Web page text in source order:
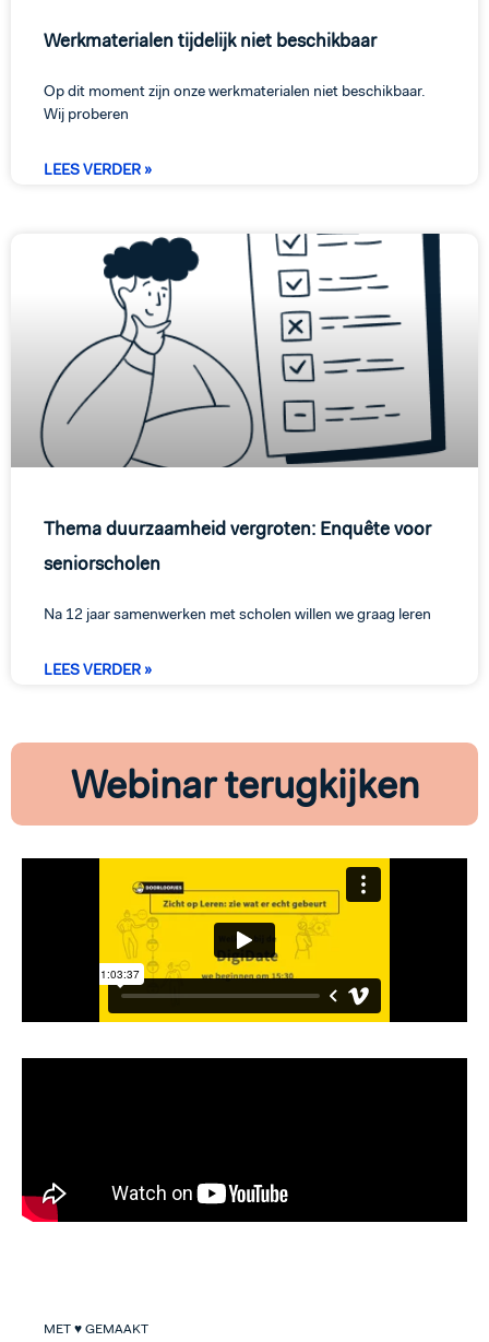
Werkmaterialen tijdelijk niet beschikbaar
Op dit moment zijn onze werkmaterialen niet beschikbaar.
Wij proberen
LEES VERDER »
Thema duurzaamheid vergroten: Enquête voor
seniorscholen
Na 12 jaar samenwerken met scholen willen we graag leren
LEES VERDER »
Webinar terugkijken
MET ♥ GEMAAKT